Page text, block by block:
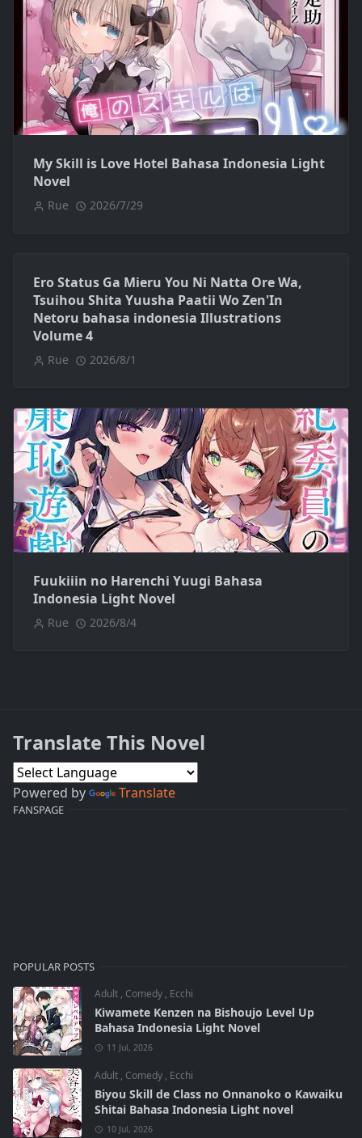
My Skill is Love Hotel Bahasa Indonesia Light
Novel
Rue 2026/7/29
Ero Status Ga Mieru You Ni Natta Ore Wa,
Tsuihou Shita Yuusha Paatii Wo Zen'In
Netoru bahasa indonesia Illustrations
Volume 4
Rue 2026/8/1
Fuukiiin no Harenchi Yuugi Bahasa
Indonesia Light Novel
Rue 2026/8/4
Translate This Novel
Powered by Translate
FANSPAGE
POPULAR POSTS
Adult , Comedy , Ecchi
Kiwamete Kenzen na Bishoujo Level Up
Bahasa Indonesia Light Novel
11 Jul, 2026
Adult , Comedy , Ecchi
Biyou Skill de Class no Onnanoko o Kawaiku
Shitai Bahasa Indonesia Light novel
10 Jul, 2026